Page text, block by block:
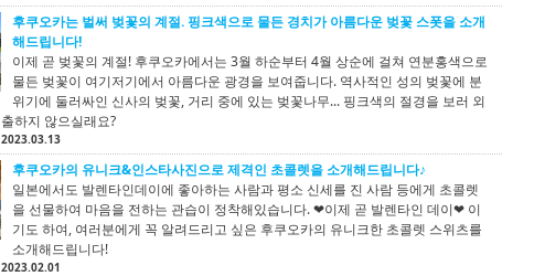
후쿠오카는 벌써 벚꽃의 계절. 핑크색으로 물든 경치가 아름다운 벚꽃 스폿을 소개
해드립니다!
이제 곧 벚꽃의 계절! 후쿠오카에서는 3월 하순부터 4월 상순에 걸쳐 연분홍색으로
물든 벚꽃이 여기저기에서 아름다운 광경을 보여줍니다. 역사적인 성의 벚꽃에 분
위기에 둘러싸인 신사의 벚꽃, 거리 중에 있는 벚꽃나무... 핑크색의 절경을 보러 외
출하지 않으실래요?
2023.03.13
후쿠오카의 유니크&인스타사진으로 제격인 초콜렛을 소개해드립니다♪
일본에서도 발렌타인데이에 좋아하는 사람과 평소 신세를 진 사람 등에게 초콜렛
을 선물하여 마음을 전하는 관습이 정착해있습니다. ❤이제 곧 발렌타인 데이❤ 이
기도 하여, 여러분에게 꼭 알려드리고 싶은 후쿠오카의 유니크한 초콜렛 스위츠를
소개해드립니다!
2023.02.01